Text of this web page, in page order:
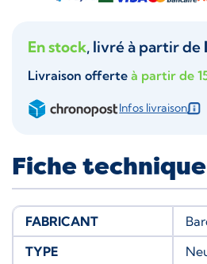
En stock, livré à partir de
Livraison offerte à partir de
Infos livraison
Fiche technique
FABRICANT
TYPE